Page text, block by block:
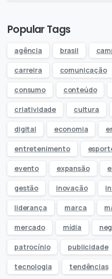
Popular Tags
agência brasil
carreira comunicação
consumo conteúdo
criatividade cultura
digital economia
entretenimento
evento expansão
gestão inovação
liderança marca
mercado mídia
patrocínio publicidade
tecnologia tendências